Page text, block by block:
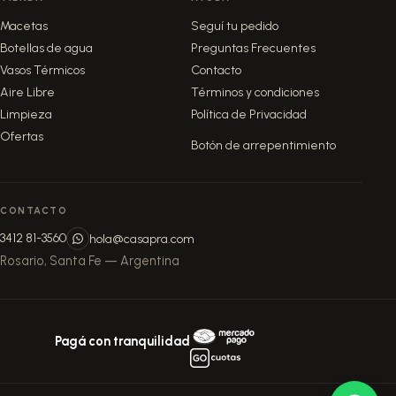
Macetas
Botellas de agua
Vasos Térmicos
Aire Libre
Limpieza
Ofertas
Seguí tu pedido
Preguntas Frecuentes
Contacto
Términos y condiciones
Política de Privacidad
Botón de arrepentimiento
CONTACTO
3412 81-3560 hola@casapra.com
Rosario, Santa Fe — Argentina
Pagá con tranquilidad